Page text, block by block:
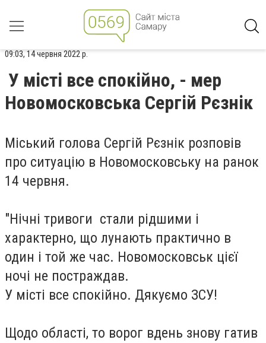
09:03, 14 червня 2022 р.
У місті все спокійно, - мер
Новомосковська Сергій Рєзнік
Міський голова Сергій Рєзнік розповів
про ситуацію в Новомосковську на ранок
14 червня.
"Нічні тривоги стали рідшими і
характерно, що лунають практично в
один і той же час. Новомосковськ цієї
ночі не постраждав.
У місті все спокійно. Дякуємо ЗСУ!
Щодо області, то ворог вдень знову гатив